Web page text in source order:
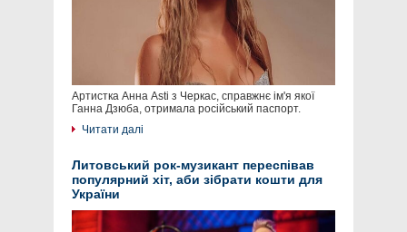
Артистка Анна Asti з Черкас, справжнє ім'я якої
Ганна Дзюба, отримала російський паспорт.
Читати далі
Литовський рок-музикант переспівав
популярний хіт, аби зібрати кошти для
України